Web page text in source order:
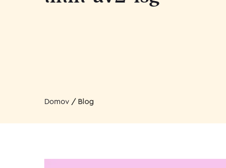
Domov / Blog